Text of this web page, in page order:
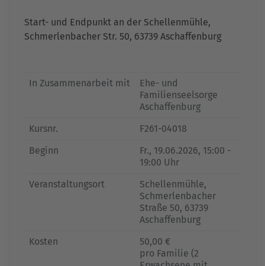
Start- und Endpunkt an der Schellenmühle,
Schmerlenbacher Str. 50, 63739 Aschaffenburg
In Zusammenarbeit mit
Ehe- und
Familienseelsorge
Aschaffenburg
Kursnr.
F261-04018
Beginn
Fr., 19.06.2026, 15:00 -
19:00 Uhr
Veranstaltungsort
Schellenmühle,
Schmerlenbacher
Straße 50, 63739
Aschaffenburg
Kosten
50,00 €
pro Familie (2